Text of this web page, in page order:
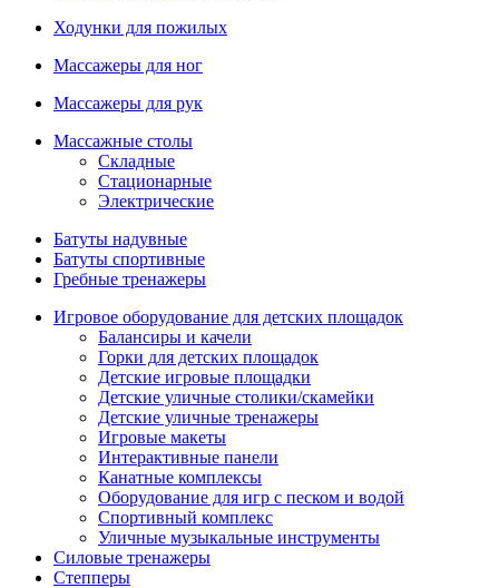
Ходунки для пожилых
Массажеры для ног
Массажеры для рук
Массажные столы
Складные
Стационарные
Электрические
Батуты надувные
Батуты спортивные
Гребные тренажеры
Игровое оборудование для детских площадок
Балансиры и качели
Горки для детских площадок
Детские игровые площадки
Детские уличные столики/скамейки
Детские уличные тренажеры
Игровые макеты
Интерактивные панели
Канатные комплексы
Оборудование для игр с песком и водой
Спортивный комплекс
Уличные музыкальные инструменты
Силовые тренажеры
Степперы